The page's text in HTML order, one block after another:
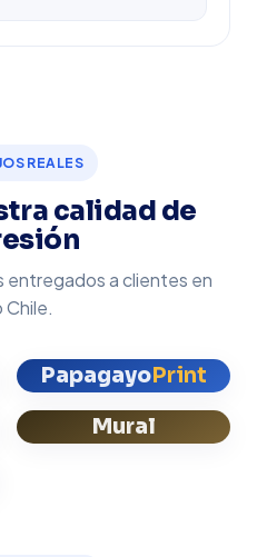
REALES
calidad de
entregados a clientes en
PapagayoPrint
Mural